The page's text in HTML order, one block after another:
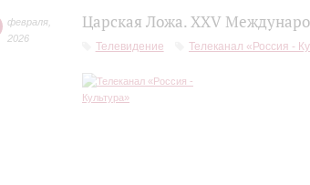
февраля
2026
Царская Ложа. XXV
Телевидение Телеканал «Россия -